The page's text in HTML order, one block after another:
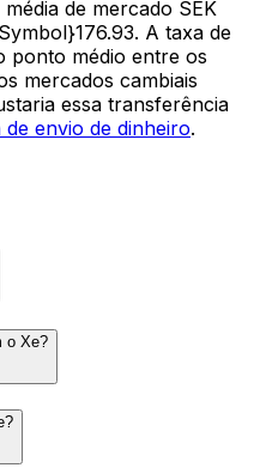
de mercado SEK
A taxa de
ponto médio entre os
mercados cambiais
essa transferência
de envio de dinheiro.
o Xe?